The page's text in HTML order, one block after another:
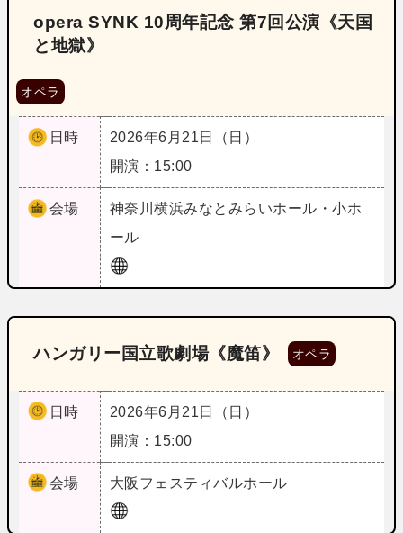
opera SYNK 10周年記念 第7回公演《天国
と地獄》
オペラ
日時
2026年6月21日（日）
開演：15:00
会場 神奈川横浜みなとみらいホール・小ホ
ール
ハンガリー国立歌劇場《魔笛》 オペラ
日時
2026年6月21日（日）
開演：15:00
会場 大阪 フェスティバルホール